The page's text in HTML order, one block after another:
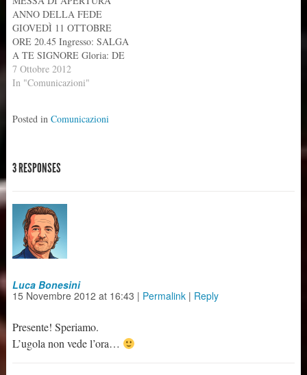
2013 NEVE NON TOCCA
ANTICA…
ANNO DELLA FEDE
GIOVEDÌ 11 OTTOBRE
ORE 20.45 Ingresso: SALGA
A TE SIGNORE Gloria: DE
ANGELIS Alleluia:
BAROSCO Offertorio: TU
ANGELIS Comunione: HAI
INNO DEL GIUBILEO
7 Ottobre 2012
In "Comunicazioni"
Posted in Comunicazioni
3 RESPONSES
Luca Bonesini
15 Novembre 2012 at 16:43 | Permalink| Reply
Presente! Speriamo.
L’ugola non vede l’ora…